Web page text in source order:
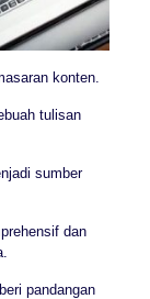
konten.
tulisan
sumber
dan
pandangan